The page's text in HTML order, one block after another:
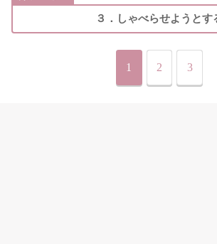
３．しゃべらせようとす
1 2 3